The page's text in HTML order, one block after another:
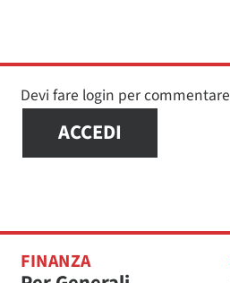
Devi fare login per commentare
ACCEDI
FINANZA